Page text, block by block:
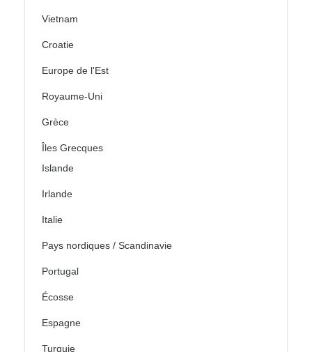
Vietnam
Croatie
Europe de l'Est
Royaume-Uni
Grèce
Îles Grecques
Islande
Irlande
Italie
Pays nordiques / Scandinavie
Portugal
Écosse
Espagne
Turquie